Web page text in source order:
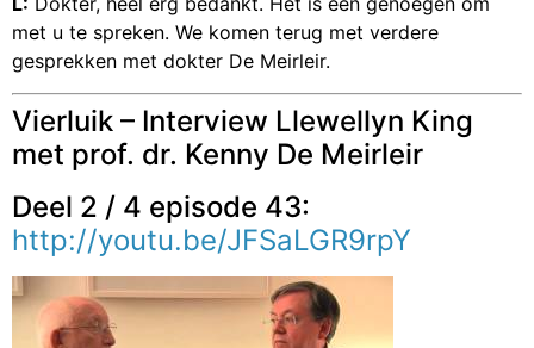
met u te spreken. We komen terug met verdere
gesprekken met dokter De Meirleir.
Vierluik – Interview Llewellyn King
met prof. dr. Kenny De Meirleir
Deel 2 / 4 episode 43:
http://youtu.be/JFSaLGR9rpY